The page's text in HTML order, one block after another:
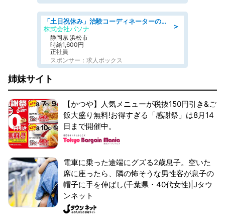
＞
「土日祝休み」治験コーディネーターのお仕事/未経験OK
株式会社パソナ
静岡県 浜松市
時給1,600円
正社員
スポンサー：求人ボックス
姉妹サイト
【かつや】人気メニューが税抜150円引き&ご
飯大盛り無料!お得すぎる「感謝祭」は8月14
日まで開催中。
電車に乗った途端にグズる2歳息子。空いた
席に座ったら、隣の怖そうな男性客が息子の
帽子に手を伸ばし(千葉県・40代女性)|Jタウ
ンネット